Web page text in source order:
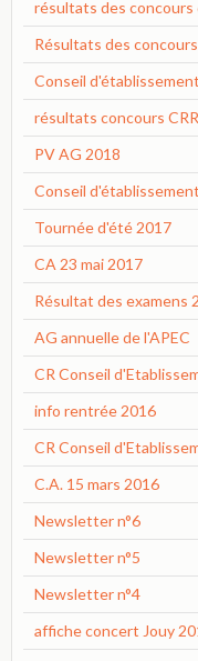
résultats des concours
Résultats des
Conseil
résultats concours
PV AG 2018
Conseil
Tournée d'été 2017
CA 23 mai 2017
Résultat des examens
AG annuelle de l'APEC
CR Conseil
info rentrée 2016
CR Conseil
C.A. 15 mars 2016
Newsletter n°6
Newsletter n°5
Newsletter n°4
affiche concert Jouy